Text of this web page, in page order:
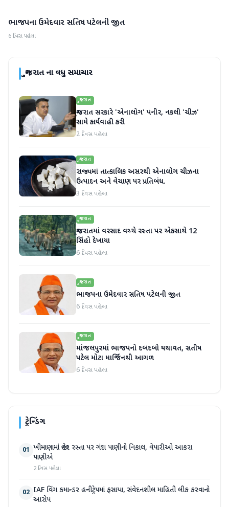
ગુજરાત
ભાજપના ઉમેદવાર સતિષ પટેલની જીત
6 દિવસ પહેલા
ગુજરાતના વધુ સમાચાર
ગુજરાત
ગુજરાત સરકારે 'એનાલોગ' પનીર, નકલી 'ચીઝ'
સામે કાર્યવાહી કરી
2 દિવસ પહેલા
ગુજરાત
રાજ્યમાં તાત્કાલિક અસરથી એનાલોગ ચીઝના
ઉત્પાદન અને વેચાણ પર પ્રતિબંધ.
3 દિવસ પહેલા
ગુજરાત
ગુજરાતમાં વરસાદ વચ્ચે રસ્તા પર એકસાથે 12
સિંહો દેખાયા
6 દિવસ પહેલા
ગુજરાત
ભાજપના ઉમેદવાર સતિષ પટેલની જીત
6 દિવસ પહેલા
ગુજરાત
માંજલપુરમાં ભાજપનો દબદબો યથાવત, સતીષ
પટેલ મોટા માર્જિનથી આગળ
6 દિવસ પહેલા
ટ્રેન્ડિંગ
01 ખીમાણામાં જાહેર રસ્તા પર ગંદા પાણીનો નિકાલ, વેપારીઓ આકરા
પાણીએ
2 દિવસ પહેલા
02 IAF વિંગ કમાન્ડર હનીટ્રેપમાં ફસાયા, સંવેદનશીલ માહિતી લીક કરવાનો
આરોપ